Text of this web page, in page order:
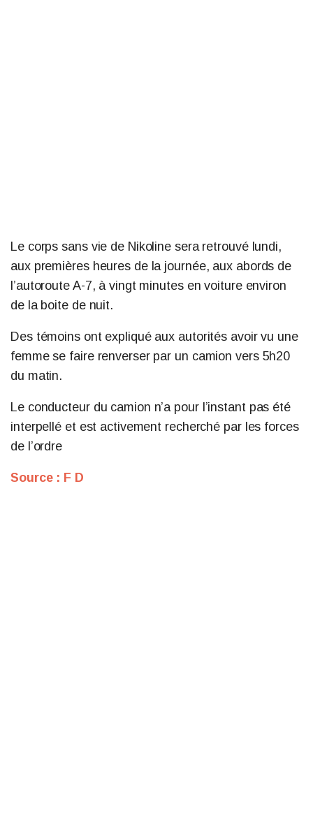
Le corps sans vie de Nikoline sera retrouvé lundi,
aux premières heures de la journée, aux abords de
l’autoroute A-7, à vingt minutes en voiture environ
de la boite de nuit.
Des témoins ont expliqué aux autorités avoir vu une
femme se faire renverser par un camion vers 5h20
du matin.
Le conducteur du camion n’a pour l’instant pas été
interpellé et est activement recherché par les forces
de l’ordre
Source : F D